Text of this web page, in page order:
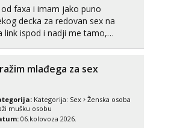
faxa i imam jako puno
decka za redovan sex na
mlađega za sex
Kategorija: Sex
Ženska osoba
mušku osobu
06.kolovoza 2026.